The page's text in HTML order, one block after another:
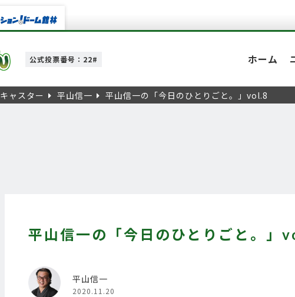
公式投票番号：22# ホーム
キャスター 平山信一 平山信一の「今日のひとりごと。」vol.8
平山信一の「今日のひとりごと。」
平山信一
2020.11.20